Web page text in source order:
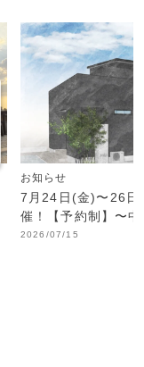
7月24日(金)〜26日
催！【予約制】〜
お知らせ
2026/07/15